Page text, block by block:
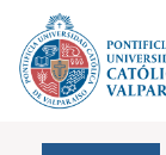
Click acá para ir